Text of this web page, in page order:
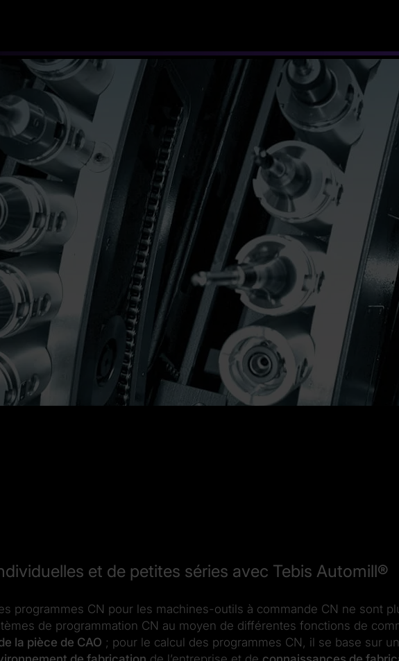
et de petites séries avec Tebis Automill®
programmes CN pour les machines-outils à commande CN ne sont
de programmation CN au moyen de différentes fonctions de
la pièce de CAO ; pour le calcul des programmes CN, il se base sur